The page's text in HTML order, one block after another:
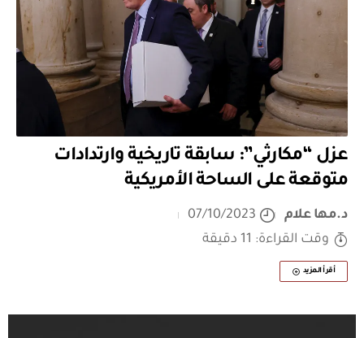
عزل “مكارثي”: سابقة تاريخية وارتدادات
متوقعة على الساحة الأمريكية
د.مها علام
07/10/2023
وقت القراءة: 11 دقيقة
أقرأ المزيد